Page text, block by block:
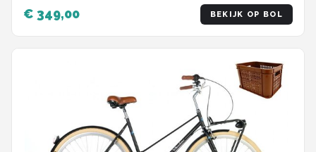
€ 349,00 BEKIJK OP BOL